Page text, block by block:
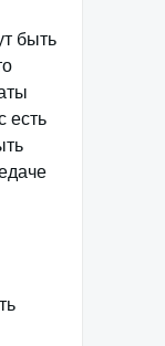
быть
есть